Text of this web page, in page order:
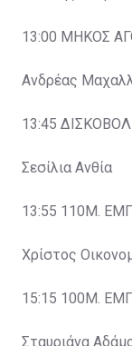
13:00 ΜΗΚΟΣ
Ανδρέας
13:45
Σεσίλια Ανθία
13:55 110Μ.
Χρίστος
15:15 100Μ.
Σταυριάνα